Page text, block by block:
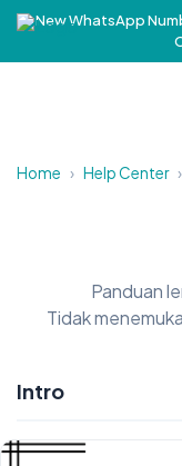
❤️ New WhatsApp
Home › Help Center ›
Panduan
Tidak
Intro